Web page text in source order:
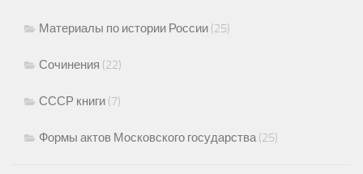
Материалы по истории России (25)
Сочинения (22)
СССР книги (7)
Формы актов Московского государства(25)